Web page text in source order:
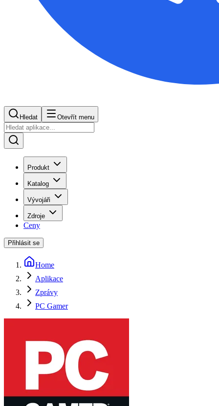
Hledat Otevřít menu
Produkt
Katalog
Vývojáři
Zdroje
Ceny
Přihlásit se
Home
Aplikace
Zprávy
PC Gamer